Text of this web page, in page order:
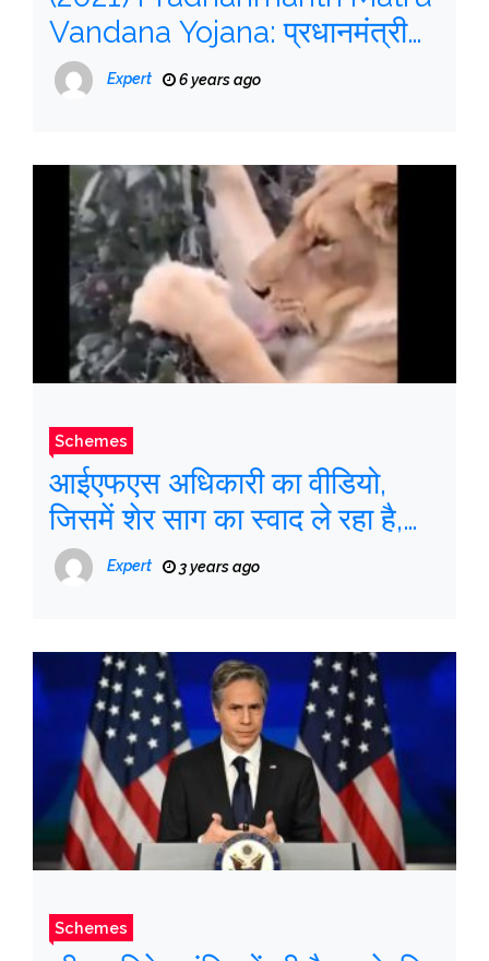
Vandana Yojana: प्रधानमंत्री
मातृत्व वंदना योजना, ऑनलाइन
आवेदन, गर्भावस्था सहायता योजना
Expert 6 years ago
Schemes
आईएफएस अधिकारी का वीडियो,
जिसमें शेर साग का स्वाद ले रहा है,
इंटरनेट पर छाया हुआ है
Expert 3 years ago
Schemes